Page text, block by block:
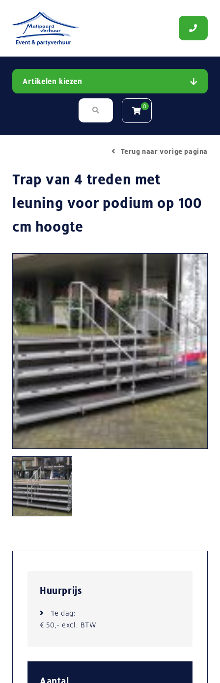
Artikelen kiezen
0
Terug naar vorige pagina
Trap van 4 treden met
leuning voor podium op 100
cm hoogte
Huurprijs
1e dag:
€ 50,- excl. BTW